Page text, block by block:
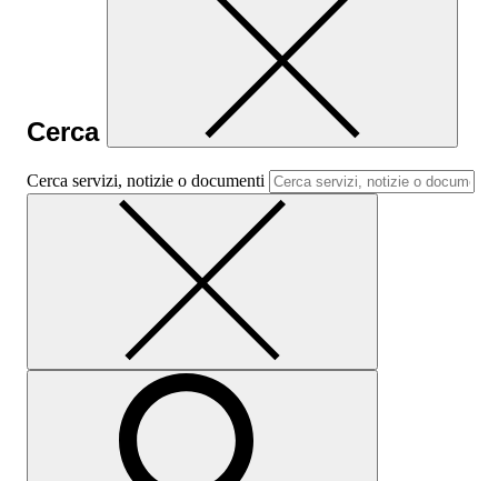
Cerca
Cerca servizi, notizie o documenti